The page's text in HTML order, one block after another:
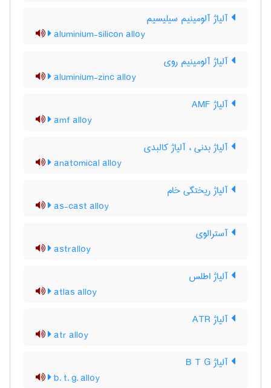
آلیاژ آلومینیم سیلیسیم
aluminium-silicon alloy
آلیاژ آلومینیم روی
aluminium-zinc alloy
آلیاژ AMF
amf alloy
آلیاژ بدنی ، آلیاژ کالبدی
anatomical alloy
آلیاژ ریختگی خام
as-cast alloy
آسترالوی
astralloy
آلیاژ اطلس
atlas alloy
آلیاژ ATR
atr alloy
آلیاژ B T G
b. t. g. alloy